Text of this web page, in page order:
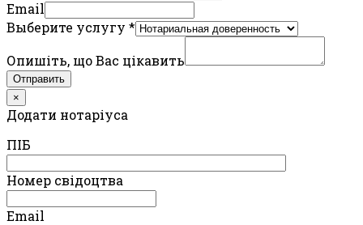
Email
Выберите услугу *
Опишіть, що Вас цікавить
Отправить
×
Додати нотаріуса
ПIБ
Номер свідоцтва
Email